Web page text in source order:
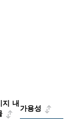
지 내
가용성